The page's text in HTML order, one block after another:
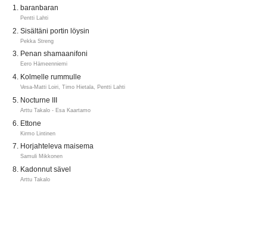
baranbaran
Pentti Lahti
Sisältäni portin löysin
Pekka Streng
Penan shamaanifoni
Eero Hämeenniemi
Kolmelle rummulle
Vesa-Matti Loiri, Timo Hietala, Pentti Lahti
Nocturne III
Arttu Takalo - Esa Kaartamo
Ettone
Kirmo Lintinen
Horjahteleva maisema
Samuli Mikkonen
Kadonnut sävel
Arttu Takalo